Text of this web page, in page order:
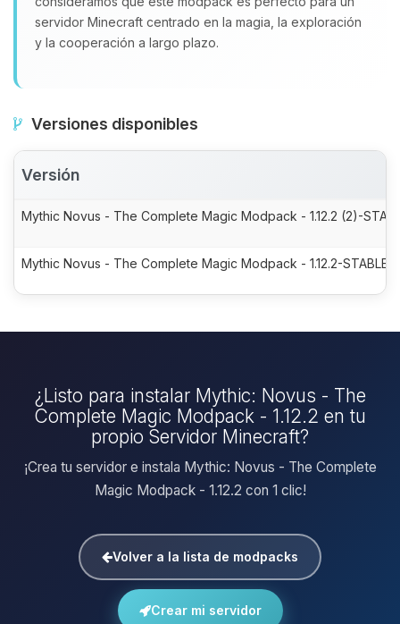
servidor Minecraft centrado en la magia, la exploración
y la cooperación a largo plazo.
Versiones disponibles
Versión
Mythic Novus - The Complete Magic Modpack - 1.12.2 (2)-
Mythic Novus - The Complete Magic Modpack - 1.12.2-STABLE-
¿Listo para instalar Mythic: Novus - The
Complete Magic Modpack - 1.12.2 en tu
propio Servidor Minecraft?
¡Crea tu servidor e instala Mythic: Novus - The Complete
Magic Modpack - 1.12.2 con 1 clic!
Volver a la lista de modpacks
Crear mi servidor